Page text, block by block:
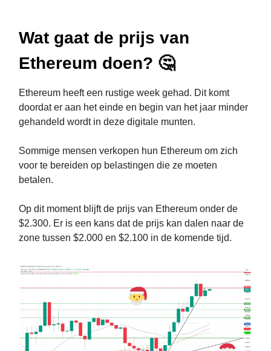
Wat gaat de prijs van
Ethereum doen? 🤔
Ethereum heeft een rustige week gehad. Dit komt
doordat er aan het einde en begin van het jaar minder
gehandeld wordt in deze digitale munten.
Sommige mensen verkopen hun Ethereum om zich
voor te bereiden op belastingen die ze moeten
betalen.
Op dit moment blijft de prijs van Ethereum onder de
$2.300. Er is een kans dat de prijs kan dalen naar de
zone tussen $2.000 en $2.100 in de komende tijd.